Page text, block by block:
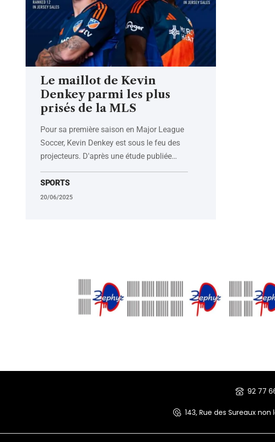
Le maillot de Kevin
Denkey parmi les plus
prisés de la MLS
Pour sa première saison en Major League
Soccer, Kevin Denkey est sous le feu des
projecteurs. D'après une étude publiée…
SPORTS
20/06/2025
92 77
143, Rue des Sureaux